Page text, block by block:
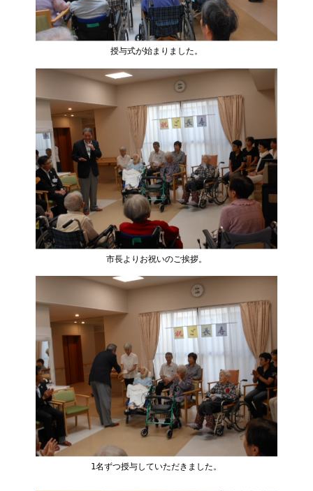
授与式が始まりました。
市長よりお祝いのご挨拶。
1名ずつ授与していただきました。